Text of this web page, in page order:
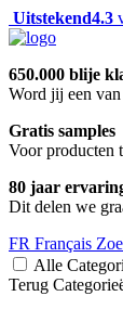
Uitstekend4.3
650.000 blije
Word jij een van
Gratis samples
Voor producten
80 jaar
Dit delen we
FR Français
Alle
Terug